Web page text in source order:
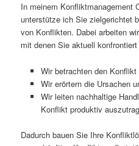
In meinem Konfliktmanagement
unterstütze ich Sie zielgerichtet
von Konflikten. Dabei arbeiten
mit denen Sie aktuell
Wir betrachten den
Wir erörtern die Ursachen
Wir leiten nachhaltige
Konflikt produktiv
Dadurch bauen Sie Ihre